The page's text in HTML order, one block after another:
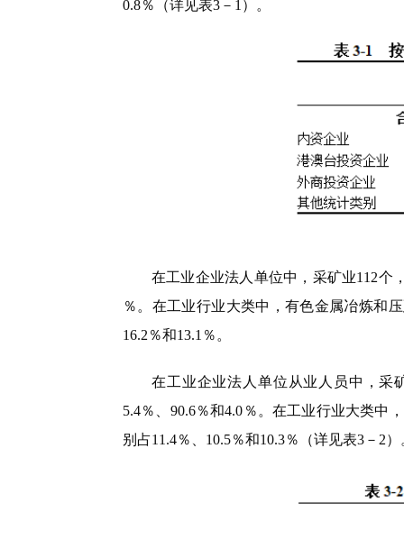
0.8％（详见表3－1）。
在工业企业法人单位中，采矿业112个
％。在工业行业大类中， 有色金属冶炼和
16.2 ％和13.1 ％。
在工业企业法人单位从业人员中，采
5.4％、 90.6％和4.0 ％。在工业行业大类中，
别占11.4％、 10.5％和10.3％（详见表3－2）